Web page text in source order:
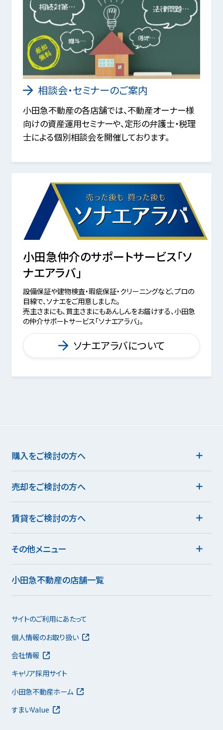
相談会・セミナーのご案内
小田急不動産の各店舗では、不動産オーナー様
向けの資産運用セミナーや、定形の弁護士・税理
士による個別相談会を開催しております。
小田急仲介のサポートサービス「ソ
ナエアラバ」
設備保証や建物検査・瑕疵保証・クリーニングなど、プロの
目線で、ソナエをご用意しました。
売主さまにも、買主さまにもあんしんをお届けする、小田急
の仲介サポートサービス「ソナエアラバ」。
ソナエアラバについて
購入をご検討の方へ
売却をご検討の方へ
賃貸をご検討の方へ
その他メニュー
小田急不動産の店舗一覧
サイトのご利用にあたって
個人情報のお取り扱い
会社情報
キャリア採用サイト
小田急不動産ホーム
すまいValue